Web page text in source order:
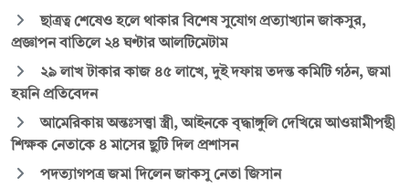
ছাত্রত্ব শেষেও হলে থাকার বিশেষ সুযোগ প্রত্যাখ্যান জাকসুর,
প্রজ্ঞাপন বাতিলে ২৪ ঘণ্টার আলটিমেটাম
২৯ লাখ টাকার কাজ ৪৫ লাখে, দুই দফায় তদন্ত কমিটি গঠন, জমা
হয়নি প্রতিবেদন
আমেরিকায় অন্তঃসত্ত্বা স্ত্রী, আইনকে বৃদ্ধাঙ্গুলি দেখিয়ে আওয়ামীপন্থী
শিক্ষক নেতাকে ৪ মাসের ছুটি দিল প্রশাসন
পদত্যাগপত্র জমা দিলেন জাকসু নেতা জিসান